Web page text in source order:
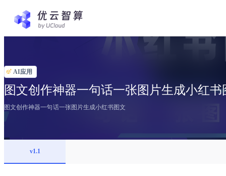
AI应用
图文创作神器一句话一张图片生成小红
图文创作神器一句话一张图片生成小红书图文
v1.1